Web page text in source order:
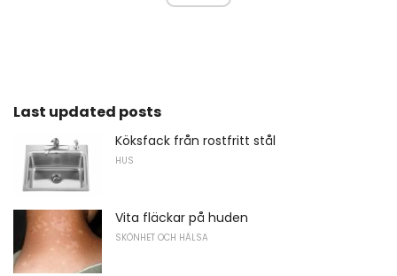
Last updated posts
Köksfack från rostfritt stål
HUS
Vita fläckar på huden
SKÖNHET OCH HÄLSA